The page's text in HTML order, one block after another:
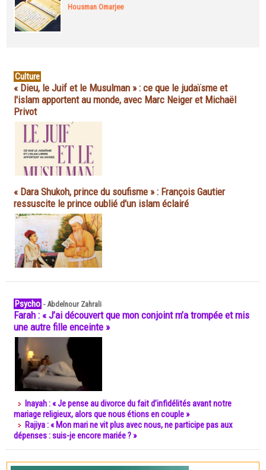
Housman Omarjee
Culture
« Dieu, le Juif et le Musulman » : ce que le judaïsme et
l'islam apportent au monde, avec Marc Neiger et Michaël
Privot
« Dara Shukoh, prince du soufisme » : François Gautier
ressuscite le prince oublié d'un islam éclairé
Psycho -Abdelnour Zahrali
Farah : « J’ai découvert que mon conjoint m’a trompée et mis
une autre fille enceinte »
Inayah : « Je pense au divorce du fait d’infidélités avant notre
mariage religieux, alors que nous étions en couple »
Rajiya : « Mon mari ne vit plus avec nous, ne participe pas aux
dépenses : suis-je encore mariée ? »